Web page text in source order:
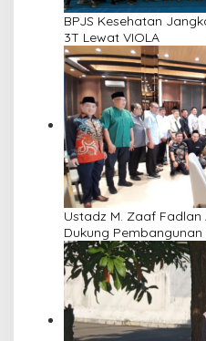
BPJS Kesehatan
3T Lewat VIOLA
Ustadz M. Zaaf
Dukung
Pengajian Yayasan